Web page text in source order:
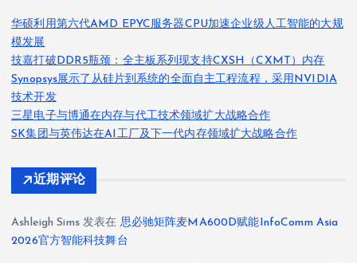
华硕利用第六代AMD EPYC服务器CPU加速企业级人工智能的大规
模发展
技嘉打破DDR5瓶颈：全主板系列现支持CXSH（CXMT）内存
Synopsys展示了从硅片到系统的全面自主工程流程，采用NVIDIA
技术开发
三星电子与博通在内存与代工技术领域扩大战略合作
SK集团与英伟达在AI工厂及下一代内存领域扩大战略合作
近期评论
Ashleigh Sims发表在 思必驰矩阵麦MA600D赋能InfoComm Asia
2026官方智能科技舞台